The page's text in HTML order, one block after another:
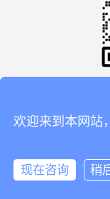
🏠
欢迎来到本网站
现在咨询
稍
在线咨询